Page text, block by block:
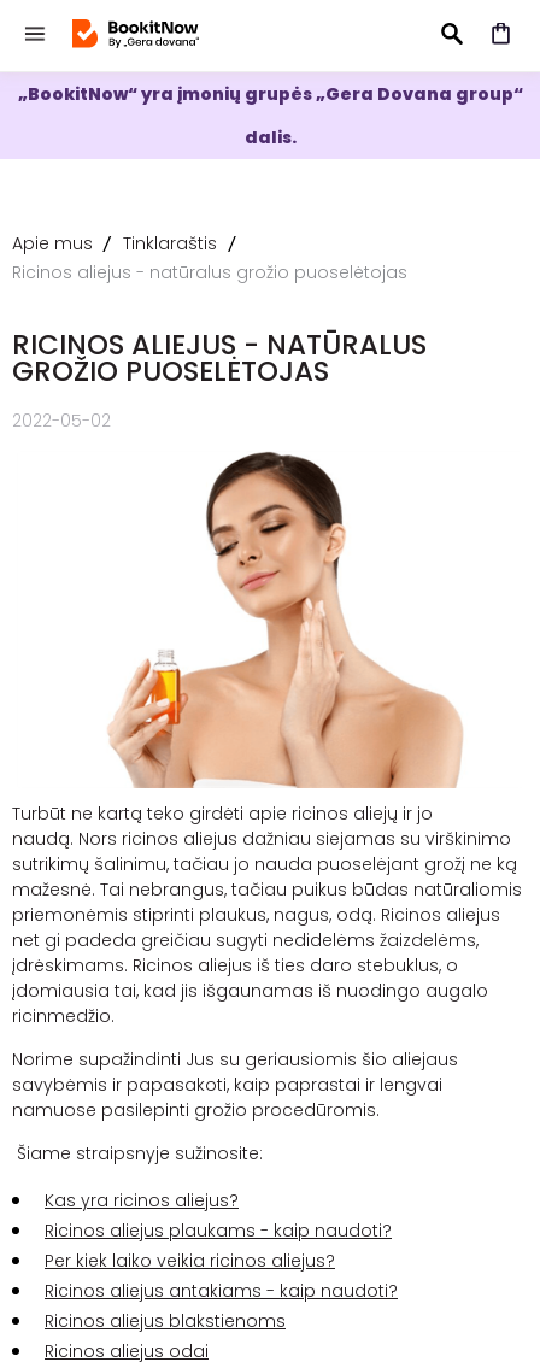
IEŠKOTI
„BookitNow“ yra įmonių grupės „Gera Dovana group“
dalis.
Apie mus
Tinklaraštis
Ricinos aliejus - natūralus grožio puoselėtojas
RICINOS ALIEJUS - NATŪRALUS
GROŽIO PUOSELĖTOJAS
2022-05-02
Turbūt ne kartą teko girdėti apie ricinos aliejų ir jo
naudą. Nors ricinos aliejus dažniau siejamas su virškinimo
sutrikimų šalinimu, tačiau jo nauda puoselėjant grožį ne ką
mažesnė. Tai nebrangus, tačiau puikus būdas natūraliomis
priemonėmis stiprinti plaukus, nagus, odą. Ricinos aliejus
net gi padeda greičiau sugyti nedidelėms žaizdelėms,
įdrėskimams. Ricinos aliejus iš ties daro stebuklus, o
įdomiausia tai, kad jis išgaunamas iš nuodingo augalo
ricinmedžio.
Norime supažindinti Jus su geriausiomis šio aliejaus
savybėmis ir papasakoti, kaip paprastai ir lengvai
namuose pasilepinti grožio procedūromis.
Šiame straipsnyje sužinosite:
Kas yra ricinos aliejus?
Ricinos aliejus plaukams - kaip naudoti?
Per kiek laiko veikia ricinos aliejus?
Ricinos aliejus antakiams - kaip naudoti?
Ricinos aliejus blakstienoms
Ricinos aliejus odai